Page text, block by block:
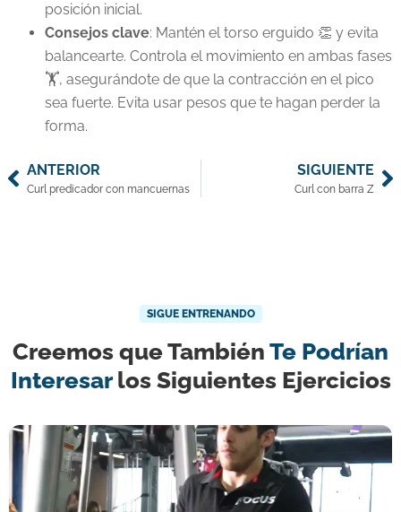
posición inicial.
Consejos clave: Mantén el torso erguido 👏 y evita
balancearte. Controla el movimiento en ambas fases
🏋️, asegurándote de que la contracción en el pico
sea fuerte. Evita usar pesos que te hagan perder la
forma.
ANTERIOR
Curl predicador con mancuernas
SIGUIENTE
Curl con barra Z
SIGUE ENTRENANDO
Creemos que También Te Podrían
Interesarlos Siguientes Ejercicios